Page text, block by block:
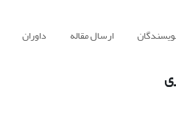
ارسال مقاله داوران